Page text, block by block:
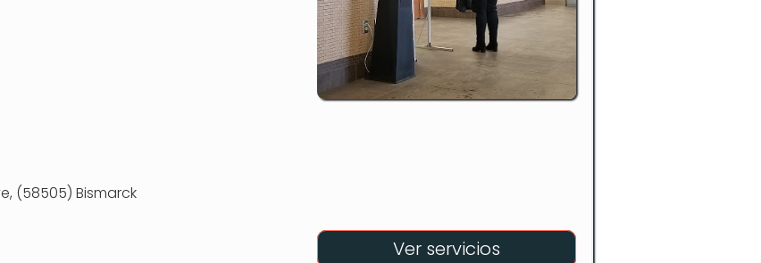
(58505) Bismarck
Ver servicios